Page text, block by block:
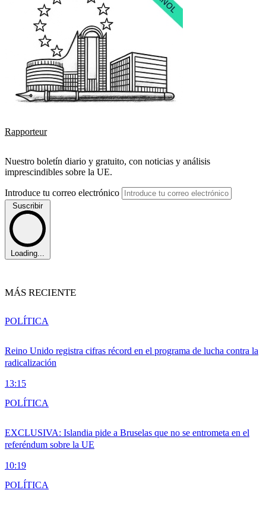
Rapporteur
Nuestro boletín diario y gratuito, con noticias y análisis
imprescindibles sobre la UE.
Introduce tu correo electrónico
Suscribir
Loading...
MÁS RECIENTE
Reino Unido registra cifras récord en el programa de lucha contra la
radicalización
13:15
POLÍTICA
EXCLUSIVA: Islandia pide a Bruselas que no se entrometa en el
referéndum sobre la UE
10:19
POLÍTICA
POLÍTICA